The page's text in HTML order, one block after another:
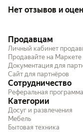
Нет отзывов и
Продавцам
Личный кабинет
Продавайте на Маркете
Документация для
Сайт для партнёров
Сотрудничество
Реферальная программа
Категории
Досуг и развлечения
Мебель
Бытовая техника